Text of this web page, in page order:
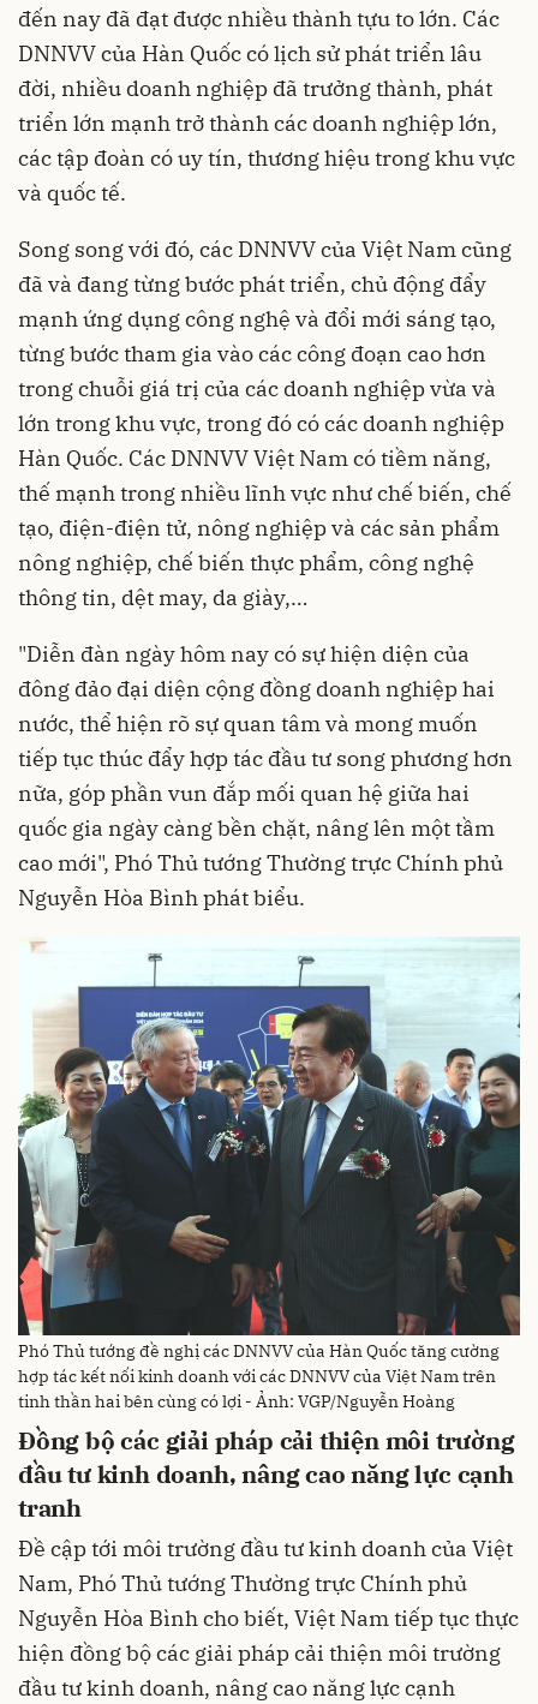
đến nay đã đạt được nhiều thành tựu to lớn. Các
DNNVV của Hàn Quốc có lịch sử phát triển lâu
đời, nhiều doanh nghiệp đã trưởng thành, phát
triển lớn mạnh trở thành các doanh nghiệp lớn,
các tập đoàn có uy tín, thương hiệu trong khu vực
và quốc tế.
Song song với đó, các DNNVV của Việt Nam cũng
đã và đang từng bước phát triển, chủ động đẩy
mạnh ứng dụng công nghệ và đổi mới sáng tạo,
từng bước tham gia vào các công đoạn cao hơn
trong chuỗi giá trị của các doanh nghiệp vừa và
lớn trong khu vực, trong đó có các doanh nghiệp
Hàn Quốc. Các DNNVV Việt Nam có tiềm năng,
thế mạnh trong nhiều lĩnh vực như chế biến, chế
tạo, điện-điện tử, nông nghiệp và các sản phẩm
nông nghiệp, chế biến thực phẩm, công nghệ
thông tin, dệt may, da giày,…
"Diễn đàn ngày hôm nay có sự hiện diện của
đông đảo đại diện cộng đồng doanh nghiệp hai
nước, thể hiện rõ sự quan tâm và mong muốn
tiếp tục thúc đẩy hợp tác đầu tư song phương hơn
nữa, góp phần vun đắp mối quan hệ giữa hai
quốc gia ngày càng bền chặt, nâng lên một tầm
cao mới", Phó Thủ tướng Thường trực Chính phủ
Nguyễn Hòa Bình phát biểu.
Phó Thủ tướng đề nghị các DNNVV của Hàn Quốc tăng cường
hợp tác kết nối kinh doanh với các DNNVV của Việt Nam trên
tinh thần hai bên cùng có lợi - Ảnh: VGP/Nguyễn Hoàng
Đồng bộ các giải pháp cải thiện môi trường
đầu tư kinh doanh, nâng cao năng lực cạnh
tranh
Đề cập tới môi trường đầu tư kinh doanh của Việt
Nam, Phó Thủ tướng Thường trực Chính phủ
Nguyễn Hòa Bình cho biết, Việt Nam tiếp tục thực
hiện đồng bộ các giải pháp cải thiện môi trường
đầu tư kinh doanh, nâng cao năng lực cạnh